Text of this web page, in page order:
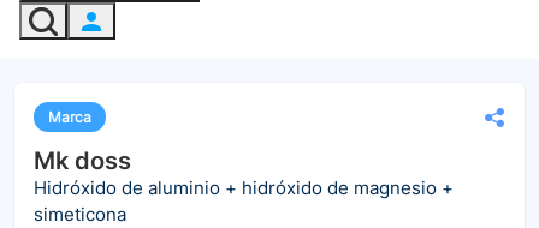
Marca
Mk doss
Hidróxido de aluminio + hidróxido de magnesio +
simeticona